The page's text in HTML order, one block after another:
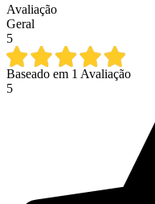
Avaliação
Geral
5
Baseado em 1 Avaliação
5